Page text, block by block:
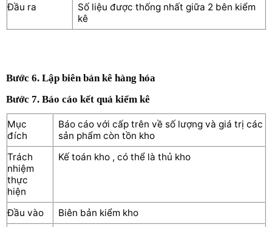
Đầu ra
Số liệu được thống nhất giữa 2 bên kiểm
kê
Bước 6. Lập biên bản kê hàng hóa
Bước 7. Báo cáo kết quả kiểm kê
Mục
đích
Báo cáo với cấp trên về số lượng và giá trị các
sản phẩm còn tồn kho
Trách
nhiệm
thực
hiện
Kế toán kho , có thể là thủ kho
Đầu vào
Biên bản kiểm kho